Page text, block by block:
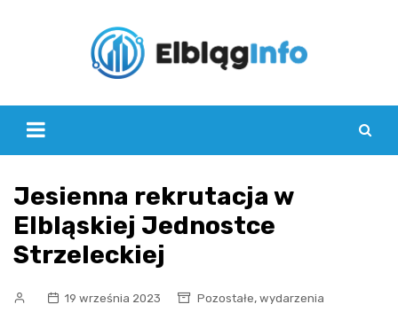
Jesienna rekrutacja w
Elbląskiej Jednostce
Strzeleckiej
19 września 2023 Pozostałe, wydarzenia